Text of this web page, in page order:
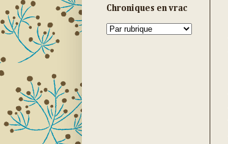
Chroniques en vrac